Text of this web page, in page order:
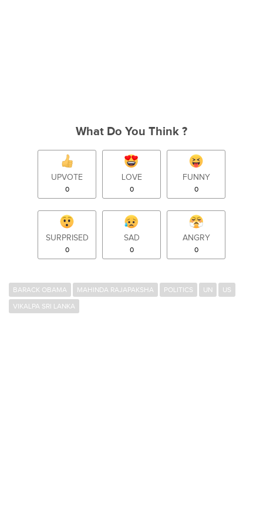
What Do You Think ?
UPVOTE
0
LOVE
0
FUNNY
0
SURPRISED
0
SAD
0
ANGRY
0
BARACK OBAMA MAHINDA RAJAPAKSHA POLITICS UN
US
VIKALPA SRI LANKA